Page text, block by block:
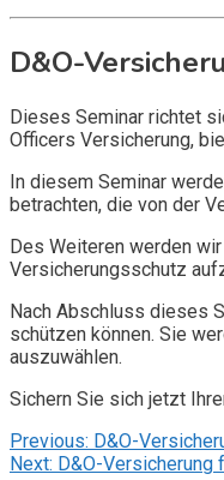
D&O-
Dieses Seminar richtet
Officers Versicherung,
In diesem Seminar
betrachten, die von der
Des Weiteren werden
Versicherungsschutz
Nach Abschluss dieses
schützen können. Sie
auszuwählen.
Sichern Sie sich jetzt
Previous: D&O-
Next: D&O-Versicherung